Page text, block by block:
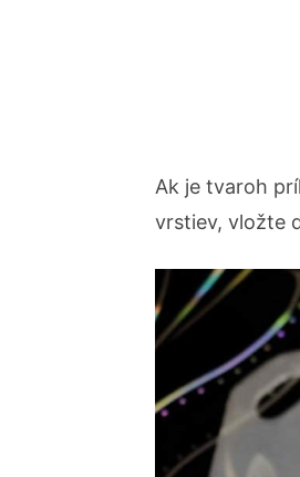
Ak je tvaroh
vrstiev, vložte